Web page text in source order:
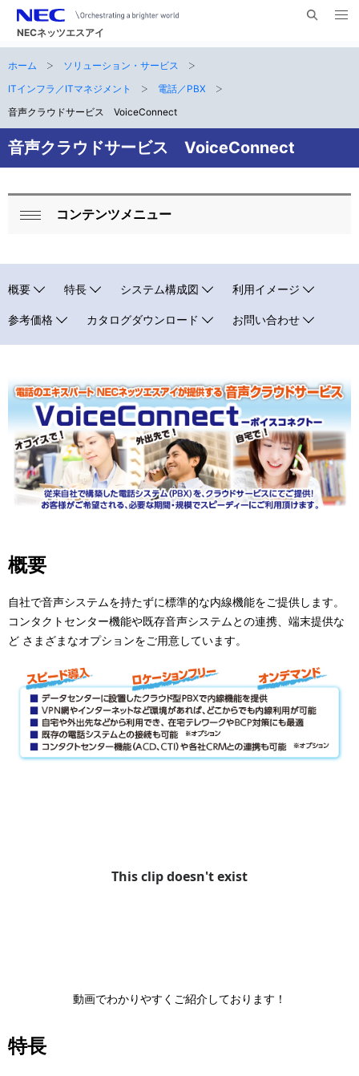
NECネッツエスアイ
メ
ナ
ビ
ゲ
ー
シ
ョ
サ
イ
ト
内
の
現
ホーム
ソリューション・サービス
ITインフラ／ITマネジメント
電話／PBX
音声クラウドサービス VoiceConnect
音声クラウドサービス VoiceConnect
ロ
カ
ル
ナ
ゲ
ー
シ
ョ
コンテンツメニュー
概要 特長 システム構成図 利用イメージ
参考価格 カタログダウンロード お問い合わせ
概要
自社で音声システムを持たずに標準的な内線機能をご提供します。
コンタクトセンター機能や既存音声システムとの連携、端末提供な
ど さまざまなオプションをご用意しています。
動画でわかりやすくご紹介しております！
特長